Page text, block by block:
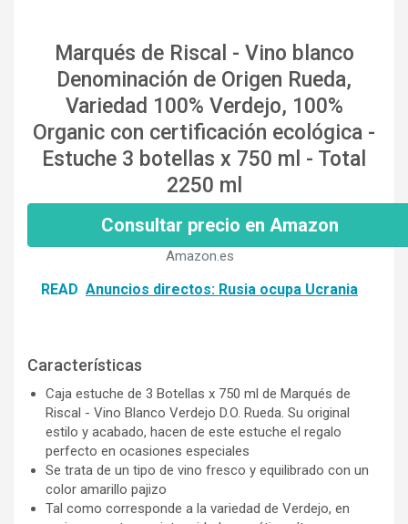
Marqués de Riscal - Vino blanco
Denominación de Origen Rueda,
Variedad 100% Verdejo, 100%
Organic con certificación ecológica -
Estuche 3 botellas x 750 ml - Total
2250 ml
Consultar precio en Amazon
Amazon.es
READ Anuncios directos: Rusia ocupa Ucrania
Características
Caja estuche de 3 Botellas x 750 ml de Marqués de
Riscal - Vino Blanco Verdejo D.O. Rueda. Su original
estilo y acabado, hacen de este estuche el regalo
perfecto en ocasiones especiales
Se trata de un tipo de vino fresco y equilibrado con un
color amarillo pajizo
Tal como corresponde a la variedad de Verdejo, en